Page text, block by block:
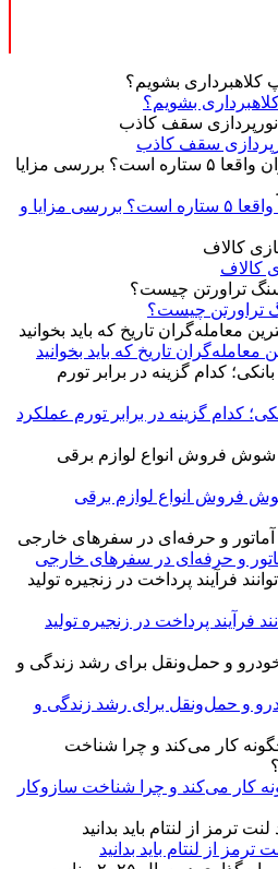
بشویم؟
سقف کاذب
آیا هتل نور حیات تهران واقعا ۵ ستاره است؟ بررسی مزایا و
کالاف
تراورتن چیست؟
کدام گزینه در برابر تورم عملکرد
فروش انواع لوازم برقی
و حرفه‌ای در سفرهای خارجی
فرآیند پرداخت در زنجیره تولید
و حمل‌ونقل برای رشد زندگی و
کار می‌کند و چرا شناخت سازوکار
از لنتام باید بدانید